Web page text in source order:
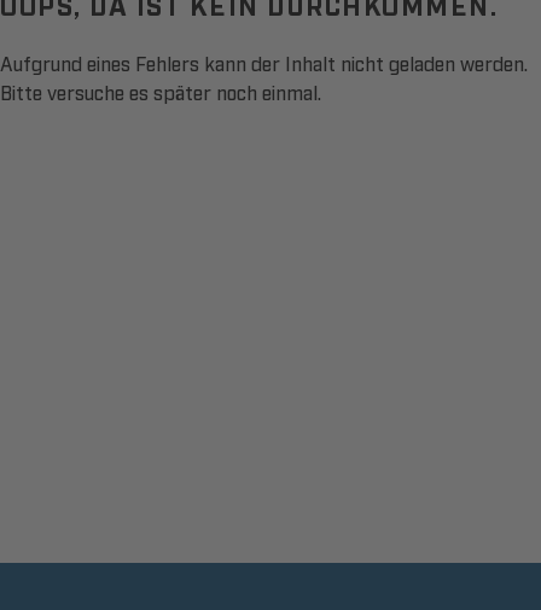
Aufgrund eines Fehlers kann der Inhalt nicht geladen werden.
Bitte versuche es später noch einmal.